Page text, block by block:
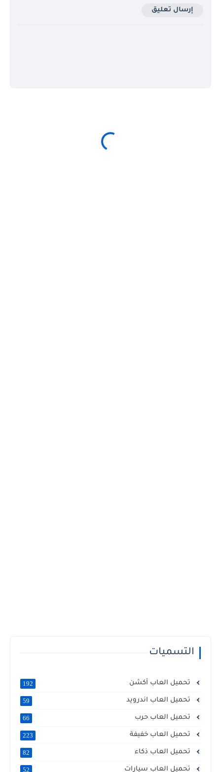
إرسال تعليق
التسميات
تحميل العاب أكشن 192
تحميل العاب اندرويد 59
تحميل العاب حرب 66
تحميل العاب خفيفة 223
تحميل العاب ذكاء 82
تحميل العاب سيارات 52